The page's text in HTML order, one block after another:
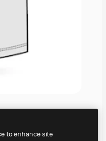
to enhance site